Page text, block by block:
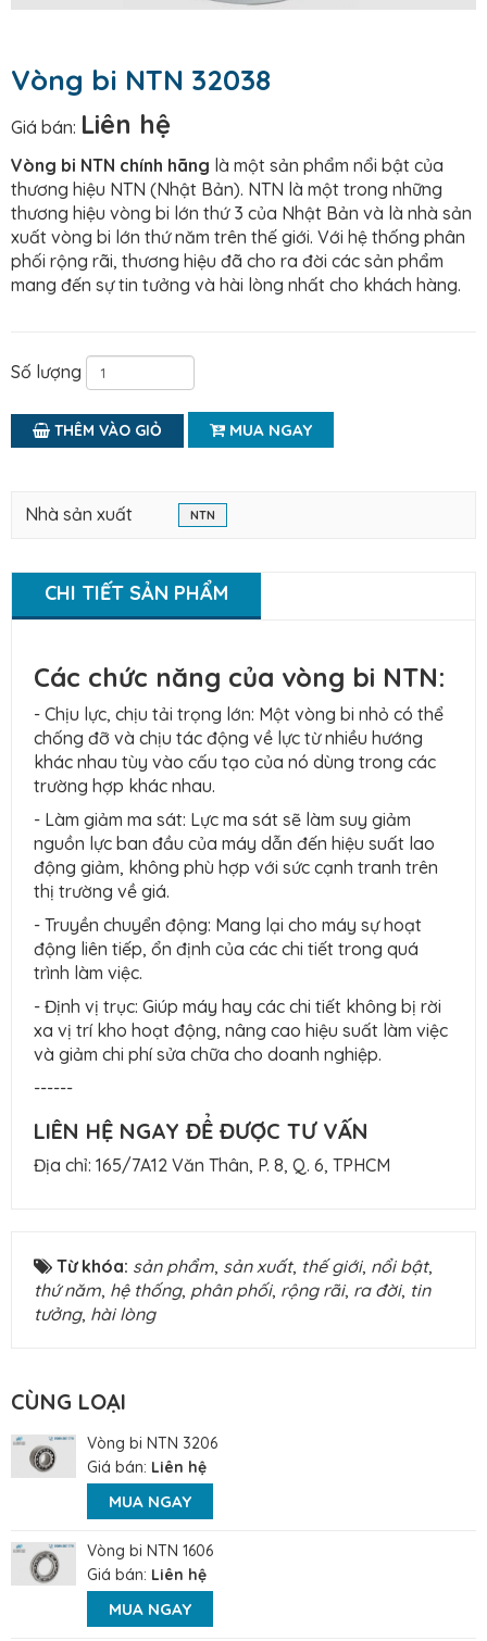
Vòng bi NTN 32038
Giá bán: Liên hệ
Vòng bi NTN chính hãng là một sản phẩm nổi bật của
thương hiệu NTN (Nhật Bản). NTN là một trong những
thương hiệu vòng bi lớn thứ 3 của Nhật Bản và là nhà sản
xuất vòng bi lớn thứ năm trên thế giới. Với hệ thống phân
phối rộng rãi, thương hiệu đã cho ra đời các sản phẩm
mang đến sự tin tưởng và hài lòng nhất cho khách hàng.
Số lượng
THÊM VÀO GIỎ MUA NGAY
Nhà sản xuất NTN
CHI TIẾT SẢN PHẨM
Các chức năng của vòng bi NTN:
- Chịu lực, chịu tải trọng lớn: Một vòng bi nhỏ có thể
chống đỡ và chịu tác động về lực từ nhiều hướng
khác nhau tùy vào cấu tạo của nó dùng trong các
trường hợp khác nhau.
- Làm giảm ma sát: Lực ma sát sẽ làm suy giảm
nguồn lực ban đầu của máy dẫn đến hiệu suất lao
động giảm, không phù hợp với sức cạnh tranh trên
thị trường về giá.
- Truyền chuyển động: Mang lại cho máy sự hoạt
động liên tiếp, ổn định của các chi tiết trong quá
trình làm việc.
- Định vị trục: Giúp máy hay các chi tiết không bị rời
xa vị trí kho hoạt động, nâng cao hiệu suất làm việc
và giảm chi phí sửa chữa cho doanh nghiệp.
------
LIÊN HỆ NGAY ĐỂ ĐƯỢC TƯ VẤN
Địa chỉ: 165/7A12 Văn Thân, P. 8, Q. 6, TPHCM
Từ khóa: sản phẩm, sản xuất, thế giới, nổi bật,
thứ năm, hệ thống, phân phối, rộng rãi, ra đời, tin
tưởng, hài lòng
CÙNG LOẠI
Vòng bi NTN 3206
Giá bán: Liên hệ
MUA NGAY
Vòng bi NTN 1606
Giá bán: Liên hệ
MUA NGAY